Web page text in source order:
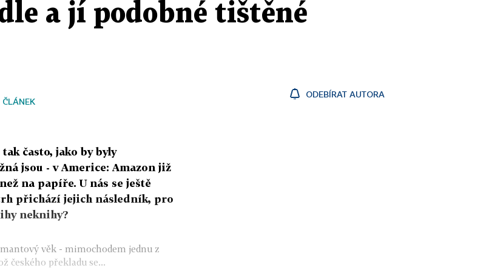
a jí podobné tištěné
ČLÁNEK
ODEBÍRAT AUTORA
často, jako by byly
jsou - v Americe: Amazon již
na papíře. U nás se ještě
přichází jejich následník, pro
neknihy?
věk - mimochodem jednu z
českého překladu se...